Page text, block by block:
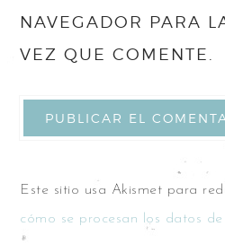
NAVEGADOR PARA
VEZ QUE COMENTE.
Este sitio usa Akismet para
cómo se procesan los datos